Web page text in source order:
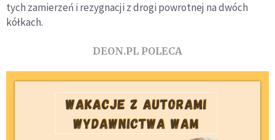
tych zamierzeń i rezygnacji z drogi powrotnej na dwóch
kółkach.
DEON.PL POLECA